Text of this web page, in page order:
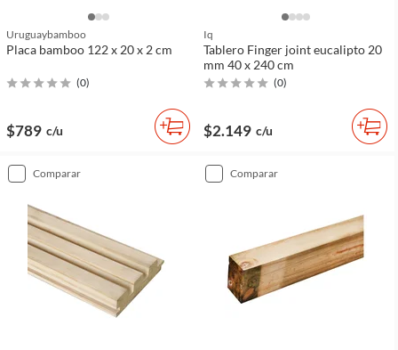
Uruguaybamboo
Placa bamboo 122 x 20 x 2 cm
(0)
$789 c/u
Iq
Tablero Finger joint eucalipto 20
mm 40 x 240 cm
(0)
$2.149 c/u
comparar comparar